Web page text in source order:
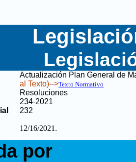
Actualización Plan General de
al Texto)-->Texto Normativo
Resoluciones
234-2021
232
12/16/2021 .
por